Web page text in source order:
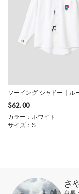
ソーイング シャドー｜ル
$‌62.00
カラー：ホワイト
サイズ：S
さ